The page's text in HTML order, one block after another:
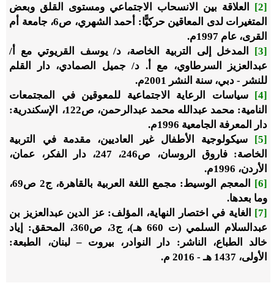
[2]
العلاقة بين الانسحاب الاجتماعي ومستوى القلق وبعض
المتغيرات لدى المعاقين حركيًّا: أحمد الشهري، ص6، جامعة أم
القرى، عام 1997م.
[3]
المدخل إلى التربية الخاصة، د/ يوسف القريوتي مع أ/
عبدالعزيز السرطاوي، مع أ. د/ جميل الصمادي، دار القلم
للنشر - دبي، سنة النشر 2001م.
[4]
سياسات الرعاية الاجتماعية للمعوقين في المجتمعات
النامية: محمد عبدالله محمد عبدالرحمن، ص122، الإسكندرية:
دار المعرفة الجامعية 1996م.
[5]
سيكولوجية الأطفال غير العاديين، مقدمة في التربية
الخاصة: فاروق الروسان، ص246، 247، دار الفكر، عمان،
الأردن، 1996م.
[6]
المعجم الوسيط: مجمع اللغة العربية بالقاهرة، ج2 ص69،
وما بعدها.
[7]
الغاية في اختصار النهاية، المؤلف: عز الدين عبدالعزيز بن
عبدالسلام السلمي (ت 660 ‏هـ)، ج3، ص360، المحقق: إياد
خالد الطباع، الناشر: دار النوادر، بيروت – لبنان، الطبعة:
الأولى، 1437 ‏هـ - 2016 م.